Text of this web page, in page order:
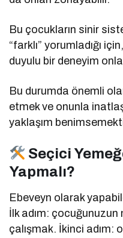
Bu çocukların sinir
“farklı” yorumladığı
duyulu bir deneyim
Bu durumda önemli
etmek ve onunla
yaklaşım
Seçici
Yapmalı?
Ebeveyn olarak
İlk adım:
çalışmak. İkinci adım: